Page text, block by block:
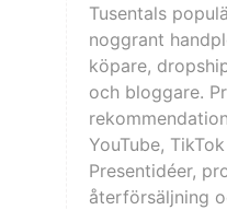
Tusentals
noggrant
köpare,
och bloggare.
YouTube,
Presentidéer,
återförsäljning